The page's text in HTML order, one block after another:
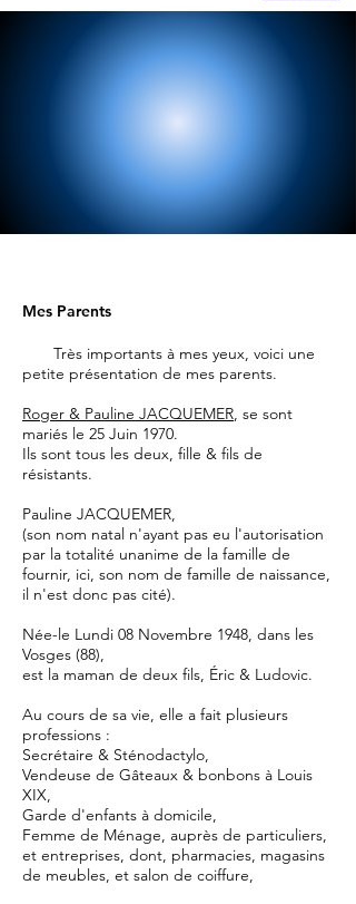
Mes Parents
Très importants à mes yeux, voici une
petite présentation de mes parents.
Roger & Pauline JACQUEMER, se sont
mariés le 25 Juin 1970.
Ils sont tous les deux, fille & fils de
résistants.
Pauline JACQUEMER,
(son nom natal n'ayant pas eu l'autorisation
par la totalité unanime de la famille de
fournir, ici, son nom de famille de naissance,
il n'est donc pas cité).
Née-le Lundi 08 Novembre 1948, dans les
Vosges (88),
est la maman de deux fils, Éric & Ludovic.
Au cours de sa vie, elle a fait plusieurs
professions :
Secrétaire & Sténodactylo,
Vendeuse de Gâteaux & bonbons à Louis
XIX,
Garde d'enfants à domicile,
Femme de Ménage, auprès de particuliers,
et entreprises, dont, pharmacies, magasins
de meubles, et salon de coiffure,